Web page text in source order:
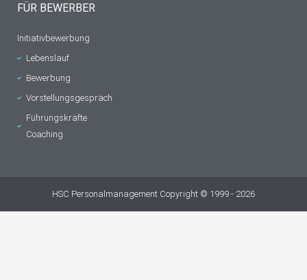
FÜR BEWERBER
Initiativbewerbung
Lebenslauf
Bewerbung
Vorstellungsgespräch
Führungskräfte
Coaching
HSC Personalmanagement Copyright © 1999 - 2026